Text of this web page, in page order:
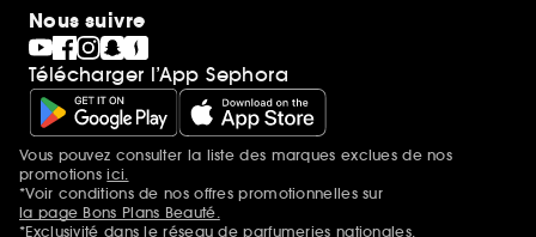
Nous suivre
Télécharger l’App Sephora
Mentions additionnelles
Vous pouvez consulter la liste des marques exclues de nos
promotionsici.
*Voir conditions de nos offres promotionnelles sur
la page Bons Plans Beauté.
*Exclusivité dans le réseau de parfumeries nationales.